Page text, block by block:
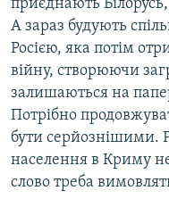
приєднають
А зараз будують
Росією, яка потім
війну, створюючи
залишаються на
Потрібно
бути серйознішими.
населення в Криму
слово треба